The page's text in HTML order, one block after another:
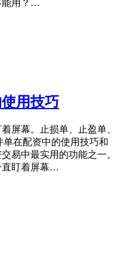
能用？…
用技巧
屏幕。止损单、止盈单、
在配资中的使用技巧和
易中最实用的功能之一。
直盯着屏幕…